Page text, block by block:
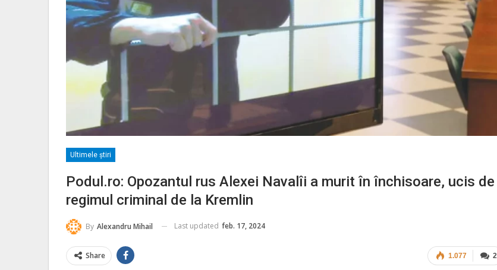
Ultimele ştiri
Podul.ro: Opozantul rus Alexei Navalîi a murit în închisoare, ucis de
regimul criminal de la Kremlin
By Alexandru Mihail Last updated feb. 17, 2024
2
1.077
Share